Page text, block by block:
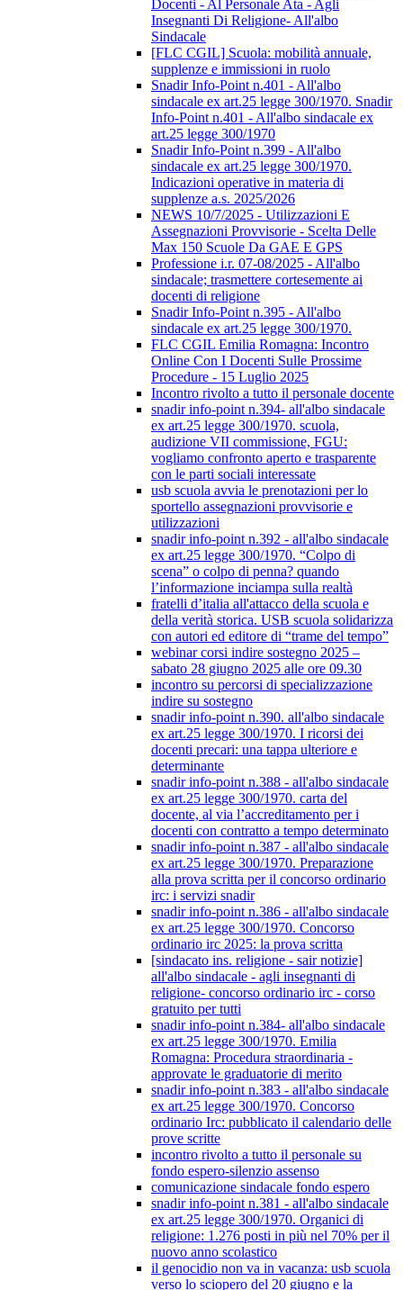
Docenti - Al Personale Ata - Agli
Insegnanti Di Religione- All'albo
Sindacale
[FLC CGIL] Scuola: mobilità annuale,
supplenze e immissioni in ruolo
Snadir Info-Point n.401 - All'albo
sindacale ex art.25 legge 300/1970. Snadir
Info-Point n.401 - All'albo sindacale ex
art.25 legge 300/1970
Snadir Info-Point n.399 - All'albo
sindacale ex art.25 legge 300/1970.
Indicazioni operative in materia di
supplenze a.s. 2025/2026
NEWS 10/7/2025 - Utilizzazioni E
Assegnazioni Provvisorie - Scelta Delle
Max 150 Scuole Da GAE E GPS
Professione i.r. 07-08/2025 - All'albo
sindacale; trasmettere cortesemente ai
docenti di religione
Snadir Info-Point n.395 - All'albo
sindacale ex art.25 legge 300/1970.
FLC CGIL Emilia Romagna: Incontro
Online Con I Docenti Sulle Prossime
Procedure - 15 Luglio 2025
Incontro rivolto a tutto il personale docente
snadir info-point n.394- all'albo sindacale
ex art.25 legge 300/1970. scuola,
audizione VII commissione, FGU:
vogliamo confronto aperto e trasparente
con le parti sociali interessate
usb scuola avvia le prenotazioni per lo
sportello assegnazioni provvisorie e
utilizzazioni
snadir info-point n.392 - all'albo sindacale
ex art.25 legge 300/1970. “Colpo di
scena” o colpo di penna? quando
l’informazione inciampa sulla realtà
fratelli d’italia all'attacco della scuola e
della verità storica. USB scuola solidarizza
con autori ed editore di “trame del tempo”
webinar corsi indire sostegno 2025 –
sabato 28 giugno 2025 alle ore 09.30
incontro su percorsi di specializzazione
indire su sostegno
snadir info-point n.390. all'albo sindacale
ex art.25 legge 300/1970. I ricorsi dei
docenti precari: una tappa ulteriore e
determinante
snadir info-point n.388 - all'albo sindacale
ex art.25 legge 300/1970. carta del
docente, al via l’accreditamento per i
docenti con contratto a tempo determinato
snadir info-point n.387 - all'albo sindacale
ex art.25 legge 300/1970. Preparazione
alla prova scritta per il concorso ordinario
irc: i servizi snadir
snadir info-point n.386 - all'albo sindacale
ex art.25 legge 300/1970. Concorso
ordinario irc 2025: la prova scritta
[sindacato ins. religione - sair notizie]
all'albo sindacale - agli insegnanti di
religione- concorso ordinario irc - corso
gratuito per tutti
snadir info-point n.384- all'albo sindacale
ex art.25 legge 300/1970. Emilia
Romagna: Procedura straordinaria -
approvate le graduatorie di merito
snadir info-point n.383 - all'albo sindacale
ex art.25 legge 300/1970. Concorso
ordinario Irc: pubblicato il calendario delle
prove scritte
incontro rivolto a tutto il personale su
fondo espero-silenzio assenso
comunicazione sindacale fondo espero
snadir info-point n.381 - all'albo sindacale
ex art.25 legge 300/1970. Organici di
religione: 1.276 posti in più nel 70% per il
nuovo anno scolastico
il genocidio non va in vacanza: usb scuola
verso lo sciopero del 20 giugno e la